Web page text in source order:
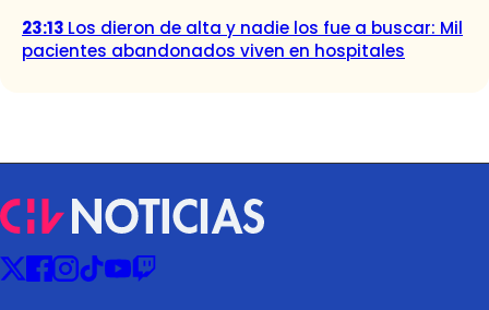
23:13 Los dieron de alta y nadie los fue a buscar: Mil
pacientes abandonados viven en hospitales